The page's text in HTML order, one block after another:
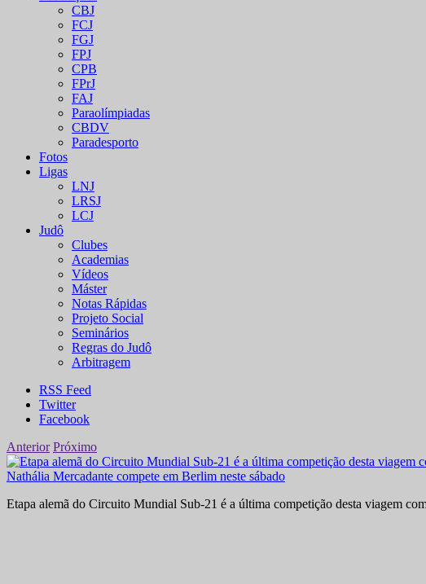
CBJ
FCJ
FGJ
FPJ
CPB
FPrJ
FAJ
Paraolímpiadas
CBDV
Paradesporto
Fotos
Ligas
LNJ
LRSJ
LCJ
Judô
Clubes
Academias
Vídeos
Máster
Notas Rápidas
Projeto Social
Seminários
Regras do Judô
Arbitragem
RSS Feed
Twitter
Facebook
Anterior Próximo
Nathália Mercadante compete em Berlim neste sábado
Etapa alemã do Circuito Mundial Sub-21 é a última competição desta viagem